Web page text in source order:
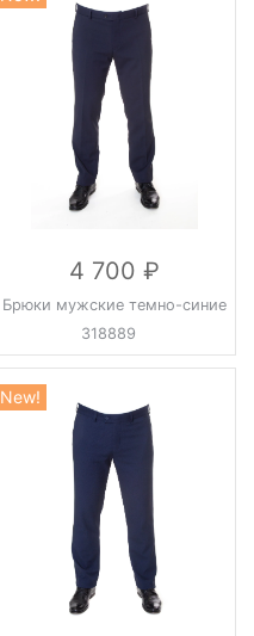
4 700
Брюки мужские темно-синие
318889
New!